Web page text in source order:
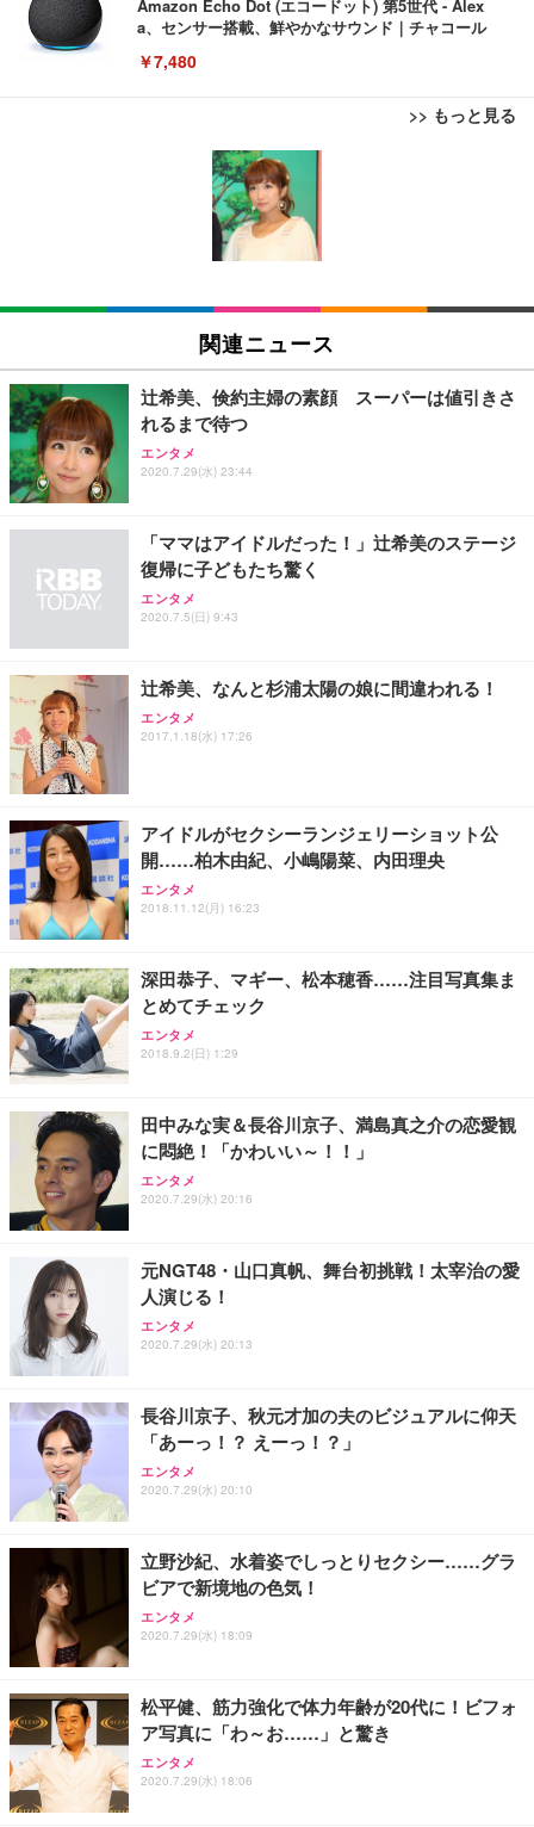
Amazon Echo Dot (エコードット) 第5世代 - Alex
a、センサー搭載、鮮やかなサウンド｜チャコール
￥7,480
>> もっと見る
[EdoErgo] オフィスチェア 椅子 テレワーク 疲れな
い 跳ね上げ式アームレスト コンパクト 約105度ロッ
キング pc 事務椅子 360度回転 座面昇降 強化ナイロ
ン樹脂ベース 通気性メッシュ 在宅ワーク H-WY01
(黒網+黒枠+黒足)
SIHOO B100 オフィスチェア／デスクチェア メッシ
ュチェア 人間工学 疲れない ブラック
￥27,999
Sezlife オフィスチェア デスクチェア 疲れない テレ
ワーク チェア 強化バックレスト 30度ロッキング機
能 人間工学 椅子 腰サポート 90度跳ね上げ式アーム
ョン PCチェア 通気性メッシュ ゲーミング/勉強/事
務用 おしゃれ パソコンチェア (ブラック)
Sezlife オフィスチェア デスクチェア 疲れない テレ
ワーク チェア 強化バックレスト 30度ロッキング機
能 人間工学 椅子 腰サポート 90度跳ね上げ式アーム
務用 おしゃれ パソコンチェア (ホワイト)
ANDWINT オフィスチェア デスクチェア 肘なし メ
ッシュ 通気性 ランバーサポート付き 腰サポート ガ
EIZO ビジネス向けプレミアムモニター | FlexScan
EV3240X-WT | 31.5型4K UHD・USB Type-C・ホワ
EIZO ビジネス向けプレミアムモニター | FlexScan
￥109,572
【純正品】27"ゲーミングモニター DualSense 充電
フック付き（CFI-ZDM1J）
【整備済み品】Dell E2724HS 27インチ 液晶モニタ
ー フルHD（1920×1080）VA 非光沢 HDMI/DisplayP
ort/VGA スピーカー内蔵 高さ調整 スイベル VESA対
【MiniLED/24.5inch/280Hz/FHD】GRAPHT THE S
HOOTER Gaming Monitor 24” Essential ゲーミン
Amazonベーシック ペットシーツ 薄型 レギュラー 1
回使い捨て 無香料 ホワイト 300枚
Amazonベーシック ペットシーツ 厚型 ワイド 42枚
x2袋(84枚) ホワイト(吸収面:ライトブルー)
￥3,234
ネオ・ルーライフ ネオ・オムツ L 中型犬用 26枚入
り 単品
Smart Basic(スマートベーシック) 【Amazon.co.jp
限定】 Smart Basic アイリスオーヤマ ペットシーツ
超厚型 お徳用 ワイド 100枚入 (x 1) (ケース販売)
アイリスオーヤマ ペットシーツ 超厚型 お徳用 レギ
関連ニュース
辻希美、倹約主婦の素顔 スーパーは値引きさ
れるまで待つ
エンタメ
2020.7.29(水) 23:44
「ママはアイドルだった！」辻希美のステージ
復帰に子どもたち驚く
エンタメ
2020.7.5(日) 9:43
辻希美、なんと杉浦太陽の娘に間違われる！
エンタメ
2017.1.18(水) 17:26
アイドルがセクシーランジェリーショット公
開……柏木由紀、小嶋陽菜、内田理央
エンタメ
2018.11.12(月) 16:23
深田恭子、マギー、松本穂香……注目写真集ま
とめてチェック
エンタメ
2018.9.2(日) 1:29
田中みな実＆長谷川京子、満島真之介の恋愛観
に悶絶！「かわいい～！！」
エンタメ
2020.7.29(水) 20:16
元NGT48・山口真帆、舞台初挑戦！太宰治の愛
人演じる！
エンタメ
2020.7.29(水) 20:13
長谷川京子、秋元才加の夫のビジュアルに仰天
「あーっ！？ えーっ！？」
エンタメ
2020.7.29(水) 20:10
立野沙紀、水着姿でしっとりセクシー……グラ
ビアで新境地の色気！
エンタメ
2020.7.29(水) 18:09
松平健、筋力強化で体力年齢が20代に！ビフォ
ア写真に「わ～お……」と驚き
エンタメ
2020.7.29(水) 18:06